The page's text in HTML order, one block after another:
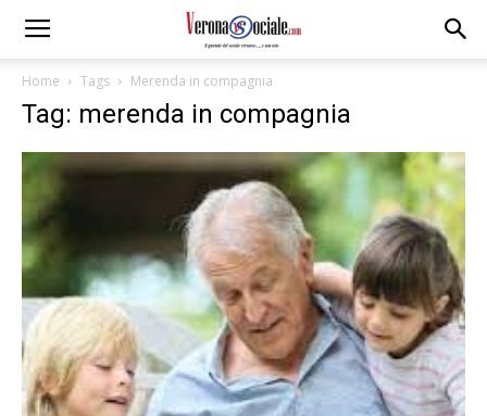
Home Tags Merenda in compagnia
Tag: merenda in compagnia